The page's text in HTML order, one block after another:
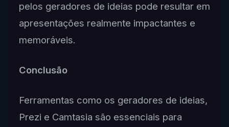
pelos geradores de ideias pode resultar em
apresentações realmente impactantes e
memoráveis.
Conclusão
Ferramentas como os geradores de ideias,
Prezi e Camtasia são essenciais para